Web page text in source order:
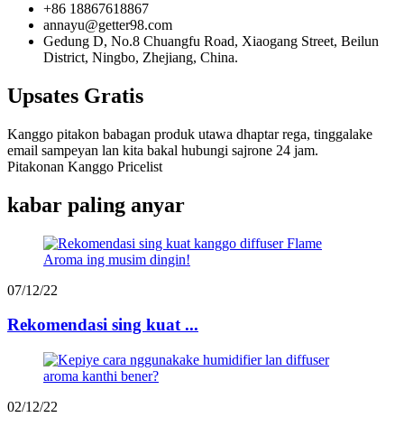
+86 18867618867
annayu@getter98.com
Gedung D, No.8 Chuangfu Road, Xiaogang Street, Beilun
District, Ningbo, Zhejiang, China.
Upsates Gratis
Kanggo pitakon babagan produk utawa dhaptar rega, tinggalake
email sampeyan lan kita bakal hubungi sajrone 24 jam.
Pitakonan Kanggo Pricelist
kabar paling anyar
07/12/22
Rekomendasi sing kuat ...
02/12/22